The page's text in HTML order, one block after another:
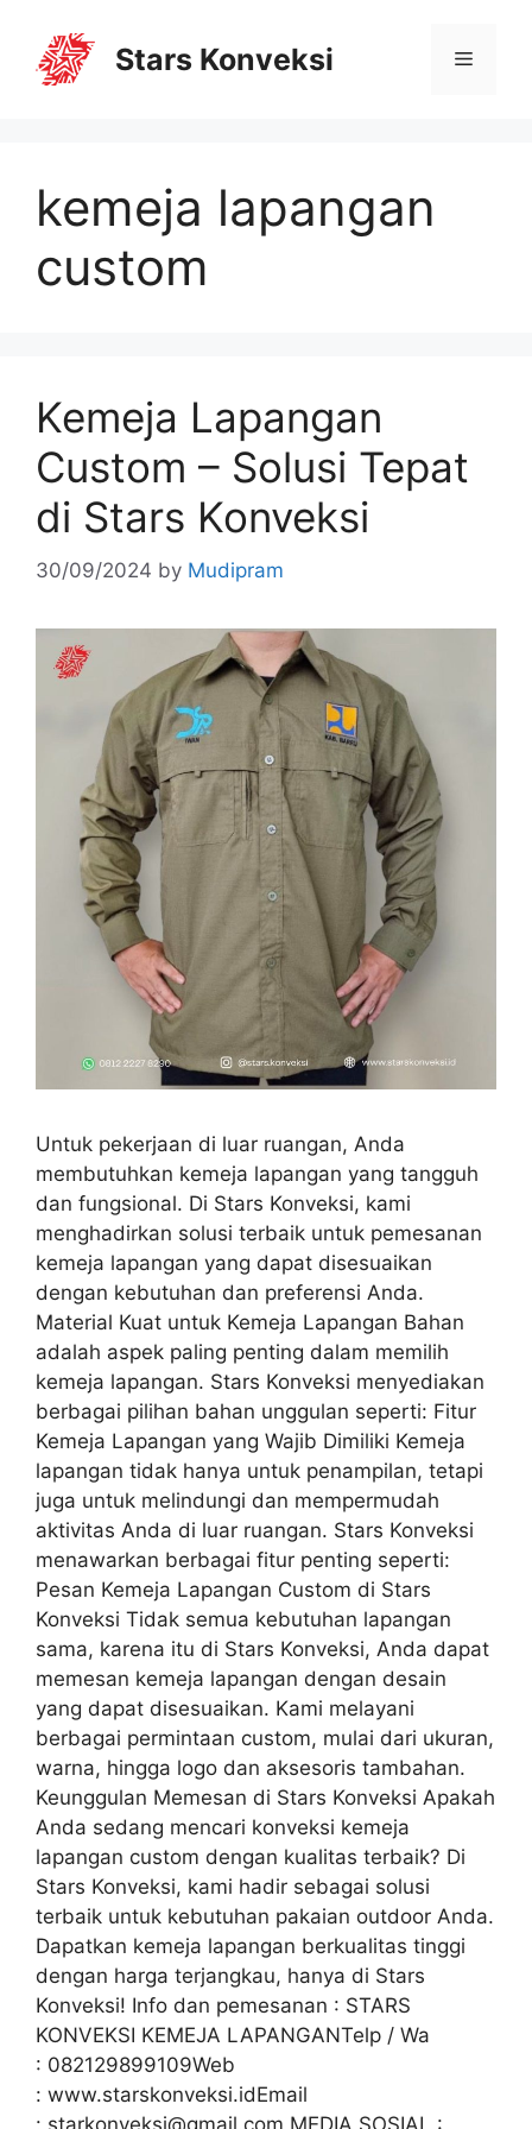
Stars Konveksi
kemeja lapangan
custom
Kemeja Lapangan
Custom – Solusi Tepat
di Stars Konveksi
30/09/2024 by Mudipram
Untuk pekerjaan di luar ruangan, Anda
membutuhkan kemeja lapangan yang tangguh
dan fungsional. Di Stars Konveksi, kami
menghadirkan solusi terbaik untuk pemesanan
kemeja lapangan yang dapat disesuaikan
dengan kebutuhan dan preferensi Anda.
Material Kuat untuk Kemeja Lapangan Bahan
adalah aspek paling penting dalam memilih
kemeja lapangan. Stars Konveksi menyediakan
berbagai pilihan bahan unggulan seperti: Fitur
Kemeja Lapangan yang Wajib Dimiliki Kemeja
lapangan tidak hanya untuk penampilan, tetapi
juga untuk melindungi dan mempermudah
aktivitas Anda di luar ruangan. Stars Konveksi
menawarkan berbagai fitur penting seperti:
Pesan Kemeja Lapangan Custom di Stars
Konveksi Tidak semua kebutuhan lapangan
sama, karena itu di Stars Konveksi, Anda dapat
memesan kemeja lapangan dengan desain
yang dapat disesuaikan. Kami melayani
berbagai permintaan custom, mulai dari ukuran,
warna, hingga logo dan aksesoris tambahan.
Keunggulan Memesan di Stars Konveksi Apakah
Anda sedang mencari konveksi kemeja
lapangan custom dengan kualitas terbaik? Di
Stars Konveksi, kami hadir sebagai solusi
terbaik untuk kebutuhan pakaian outdoor Anda.
Dapatkan kemeja lapangan berkualitas tinggi
dengan harga terjangkau, hanya di Stars
Konveksi! Info dan pemesanan : STARS
KONVEKSI KEMEJA LAPANGANTelp / Wa
: 082129899109Web
: www.starskonveksi.idEmail
: starkonveksi@gmail.com MEDIA SOSIAL :